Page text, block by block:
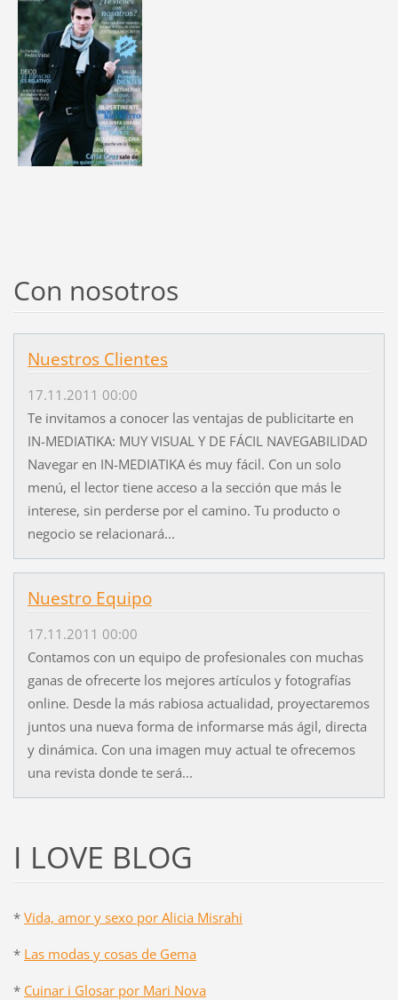
Con nosotros
Nuestros Clientes
17.11.2011 00:00
Te invitamos a conocer las ventajas de publicitarte en
IN-MEDIATIKA: MUY VISUAL Y DE FÁCIL NAVEGABILIDAD
Navegar en IN-MEDIATIKA és muy fácil. Con un solo
menú, el lector tiene acceso a la sección que más le
interese, sin perderse por el camino. Tu producto o
negocio se relacionará...
Nuestro Equipo
17.11.2011 00:00
Contamos con un equipo de profesionales con muchas
ganas de ofrecerte los mejores artículos y fotografías
online. Desde la más rabiosa actualidad, proyectaremos
juntos una nueva forma de informarse más ágil, directa
y dinámica. Con una imagen muy actual te ofrecemos
una revista donde te será...
I LOVE BLOG
* Vida, amor y sexo por Alicia Misrahi
* Las modas y cosas de Gema
* Cuinar i Glosar por Mari Nova